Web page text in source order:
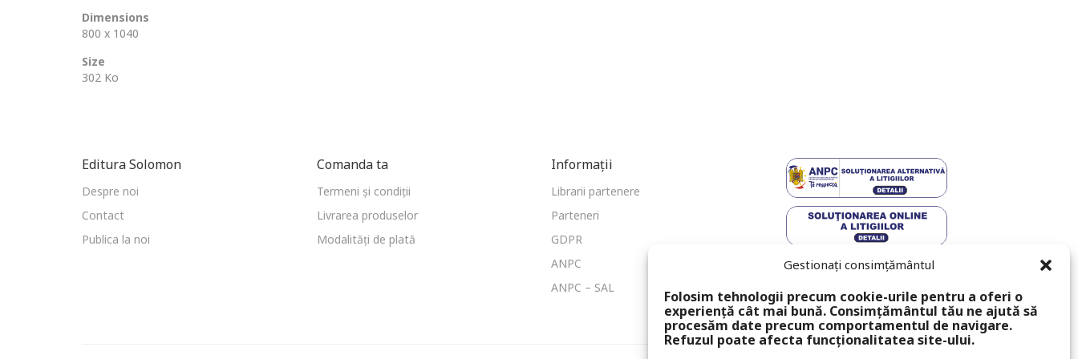
Gestionați consimțământul
Folosim tehnologii precum cookie-urile pentru a oferi o
experiență cât mai bună. Consimțământul tău ne ajută să
procesăm date precum comportamentul de navigare.
Refuzul poate afecta funcționalitatea site-ului.
Dimensions
800 x 1040
Size
302 Ko
Editura Solomon
Despre noi
Contact
Publica la noi
Comanda ta
Termeni și condiții
Livrarea produselor
Modalități de plată
Informații
Librarii partenere
Parteneri
GDPR
ANPC
ANPC – SAL